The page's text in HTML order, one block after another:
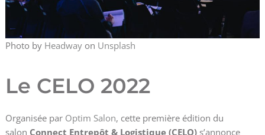
Photo by Headwayon Unsplash
Le CELO 2022
Organisée par Optim Salon, cette première édition du
salon Connect Entrepôt & Logistique (CELO)s’annonce